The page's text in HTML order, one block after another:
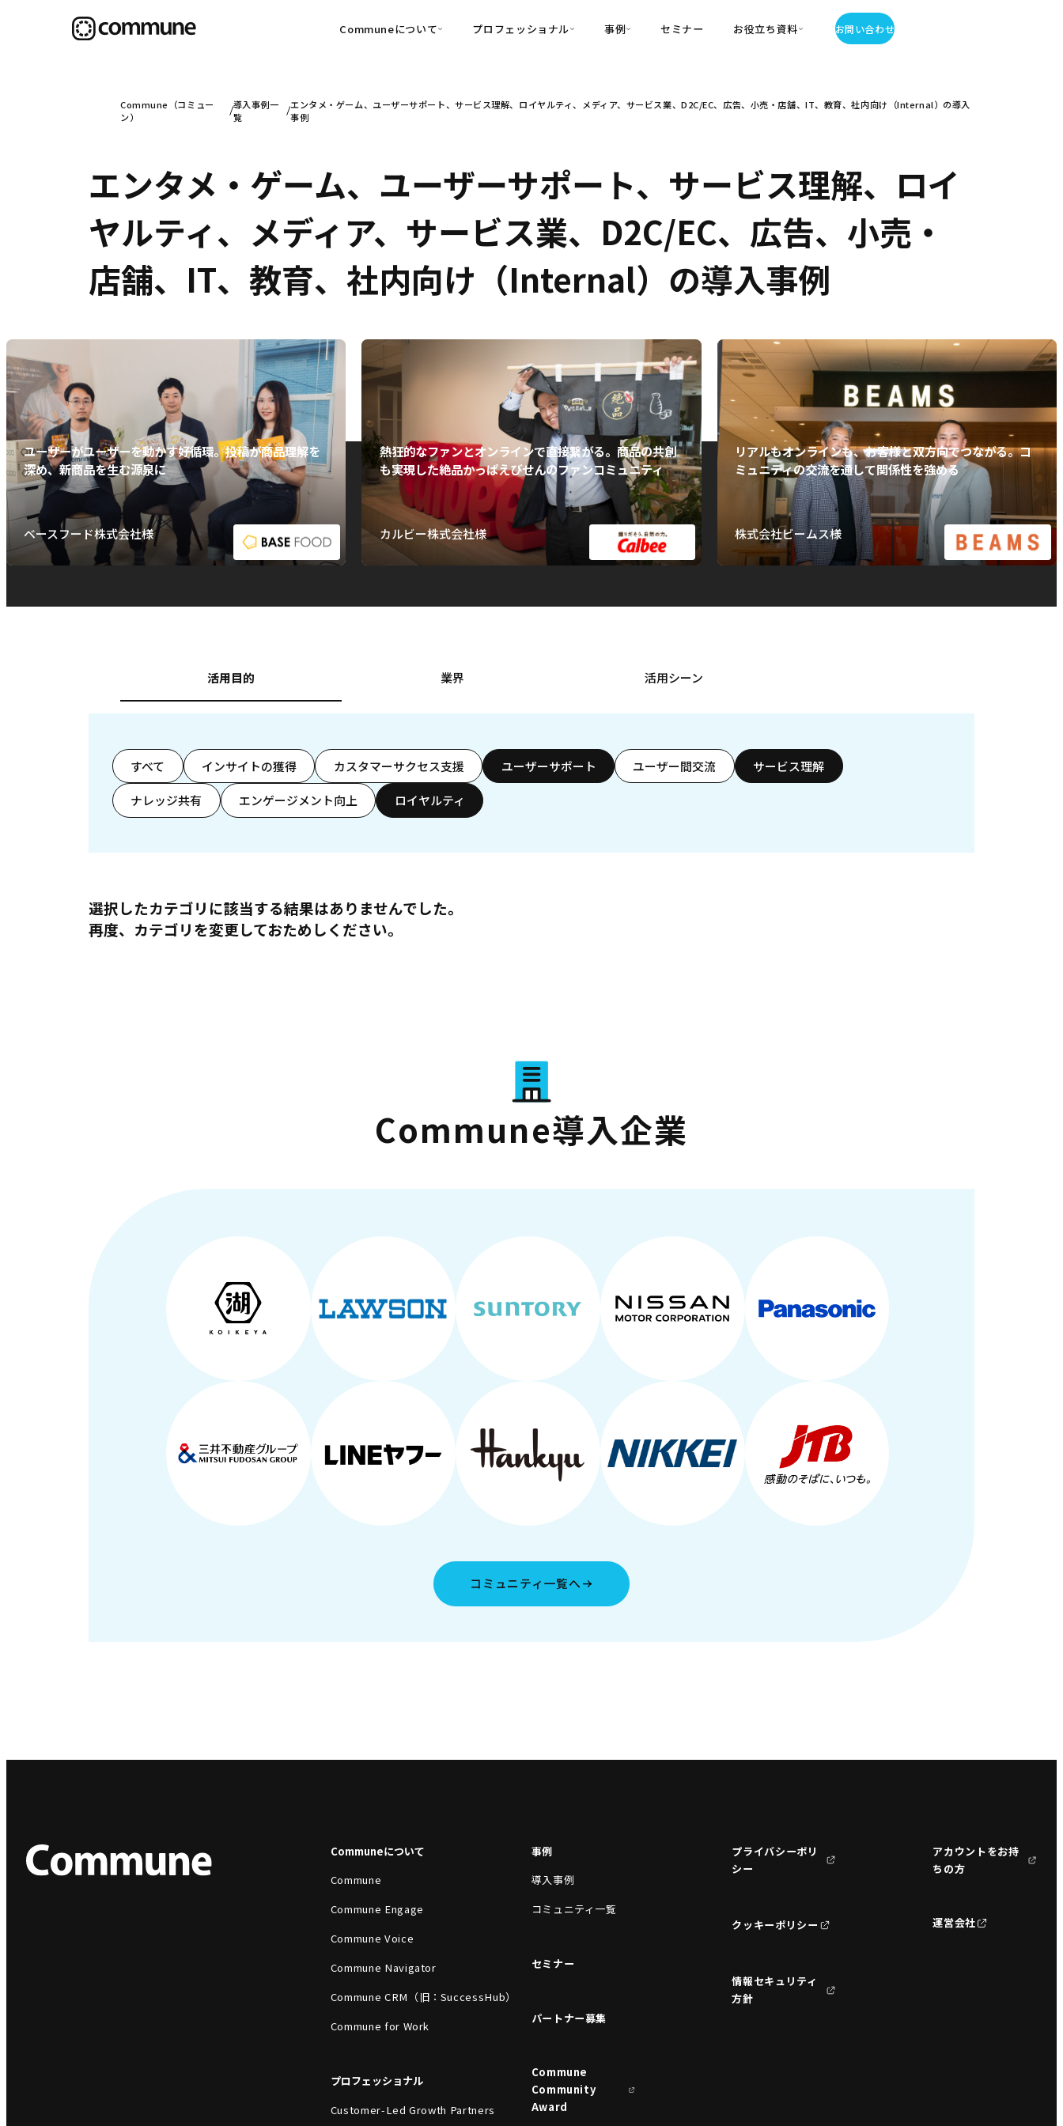
Communeについて
可視化
育成
信頼を醸成する信頼起点経営基盤
SuccessHub）
・Commune for Work
プロフェッショナル
・Customer-Led Growth
事例
導入事例
セミナー お役立ち資料
・お役立ち資料
お問い合わせ
Commune（コミュー
ン）
導入事例一
覧
エンタメ・ゲーム、ユーザーサポート、サービス理解、ロイヤルティ、メディア、サービス業、D2C/EC、広告、小売・店舗、IT、教育、社内向け（Internal）の導入
事例
エンタメ・ゲーム、ユーザーサポート、サービス理解、ロイ
ヤルティ、メディア、サービス業、D2C/EC、広告、小売・
店舗、IT、教育、社内向け（Internal）の導入事例
ユーザーがユーザーを動かす好循環。投稿が商品理解を
深め、新商品を生む源泉に
ベースフード株式会社様
熱狂的なファンとオンラインで直接繋がる。商品の共創
も実現した絶品かっぱえびせんのファンコミュニティ
カルビー株式会社様
リアルもオンラインも、お客様と双方向でつながる。コ
ミュニティの交流を通して関係性を強める
株式会社ビームス様
活用目的 業界 活用シーン
すべて インサイトの獲得 カスタマーサクセス支援 ユーザーサポート ユーザー間交流 サービス理解
ナレッジ共有 エンゲージメント向上 ロイヤルティ
選択したカテゴリに該当する結果はありませんでした。
再度、カテゴリを変更しておためしください。
Commune導入企業
コミュニティ一覧へ
Communeについて
Commune
Commune Engage
Commune Voice
Commune Navigator
Commune CRM（旧：SuccessHub）
Commune for Work
プロフェッショナル
Customer-Led Growth Partners
事例
導入事例
コミュニティ一覧
セミナー
パートナー募集
Commune
Community
Award
プライバシーポリ
シー
クッキーポリシー
情報セキュリティ
方針
アカウントをお持
ちの方
運営会社